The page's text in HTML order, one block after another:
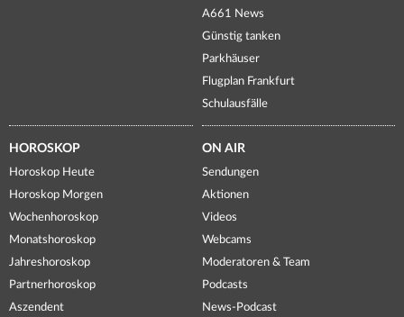
A661 News
Günstig tanken
Parkhäuser
Flugplan Frankfurt
Schulausfälle
HOROSKOP
Horoskop Heute
Horoskop Morgen
Wochenhoroskop
Monatshoroskop
Jahreshoroskop
Partnerhoroskop
Aszendent
ON AIR
Sendungen
Aktionen
Videos
Webcams
Moderatoren & Team
Podcasts
News-Podcast